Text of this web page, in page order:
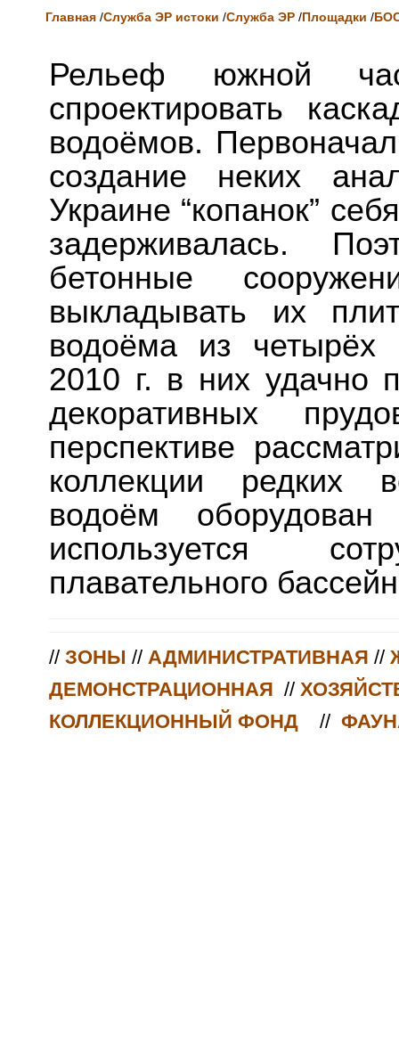
Главная /Служба ЭР истоки /Служба ЭР /Площадки /
Рельеф южной
спроектировать
водоёмов.
создание неких
Украине “копанок”
задерживалась.
бетонные
выкладывать их
водоёма из четырёх
2010 г. в них удачно
декоративных
перспективе
коллекции редких
водоём
используется
плавательного
// ЗОНЫ // АДМИНИСТРАТИВНАЯ //
ДЕМОНСТРАЦИОННАЯ //
КОЛЛЕКЦИОННЫЙ ФОНД //